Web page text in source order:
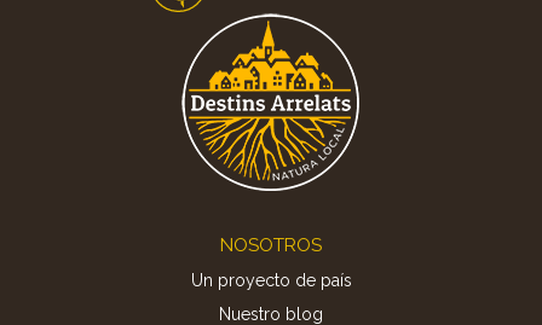
NOSOTROS
Un proyecto de país
Nuestro blog